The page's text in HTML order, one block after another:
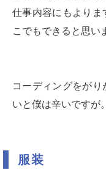
仕事内容にもよりま
こでもできると思い
コーディングをが
いと僕は辛いですが
服装